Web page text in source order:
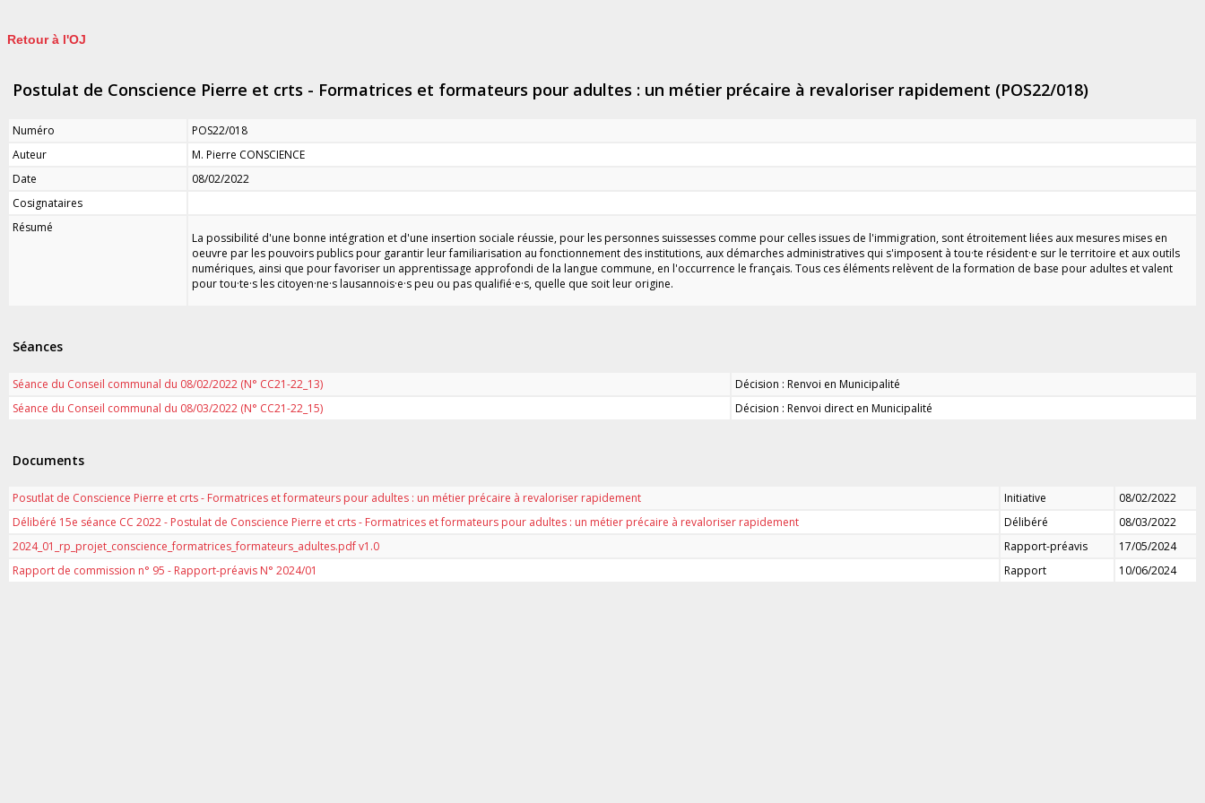
Retour à l'OJ
Postulat de Conscience Pierre et crts - Formatrices et formateurs pour adultes : un métier précaire à revaloriser rapidement (POS22/018)
Numéro
POS22/018
Auteur
M. Pierre CONSCIENCE
Date
08/02/2022
Cosignataires
Résumé
La possibilité d'une bonne intégration et d'une insertion sociale réussie, pour les personnes suissesses comme pour celles issues de l'immigration, sont étroitement liées aux mesures mises en
oeuvre par les pouvoirs publics pour garantir leur familiarisation au fonctionnement des institutions, aux démarches administratives qui s'imposent à tou·te résident·e sur le territoire et aux outils
numériques, ainsi que pour favoriser un apprentissage approfondi de la langue commune, en l'occurrence le français. Tous ces éléments relèvent de la formation de base pour adultes et valent
pour tou·te·s les citoyen·ne·s lausannois·e·s peu ou pas qualifié·e·s, quelle que soit leur origine.
Séances
Séance du Conseil communal du 08/02/2022 (N° CC21-22_13)
Décision : Renvoi en Municipalité
Séance du Conseil communal du 08/03/2022 (N° CC21-22_15)
Décision : Renvoi direct en Municipalité
Documents
Posutlat de Conscience Pierre et crts - Formatrices et formateurs pour adultes : un métier précaire à revaloriser rapidement Initiative
08/02/2022
Délibéré 15e séance CC 2022 - Postulat de Conscience Pierre et crts - Formatrices et formateurs pour adultes : un métier précaire à revaloriser rapidement
Délibéré
08/03/2022
2024_01_rp_projet_conscience_formatrices_formateurs_adultes.pdf v1.0
Rapport-préavis
17/05/2024
Rapport de commission n° 95 - Rapport-préavis N° 2024/01
Rapport 10/06/2024